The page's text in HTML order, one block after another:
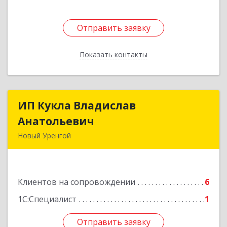
Отправить заявку
Показать контакты
Отправить заявку
Назад
ИП Кукла Владислав
Анатольевич
Новый Уренгой
Клиентов на сопровождении
6
1С:Специалист
1
Отправить заявку
ИП Кукла Владислав
Подробнее
Отправить заявку